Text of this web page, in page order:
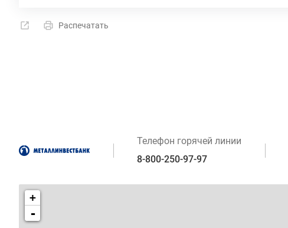
Распечатать
Телефон горячей линии
8-800-250-97-97
+
-